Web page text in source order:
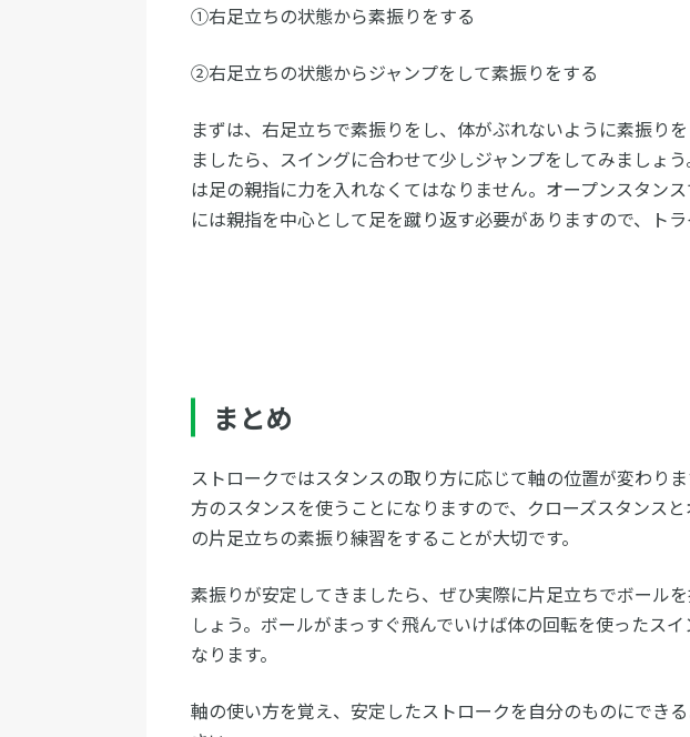
①右足立ちの状態から素振りをする
②右足立ちの状態からジャンプをして素振りをする
まずは、右足立ちで素振りをし、体がぶれないように素振り
ましたら、スイングに合わせて少しジャンプをしてみましょ
は足の親指に力を入れなくてはなりません。オープンスタン
には親指を中心として足を蹴り返す必要がありますので、トラ
まとめ
ストロークではスタンスの取り方に応じて軸の位置が変わり
方のスタンスを使うことになりますので、クローズスタンス
の片足立ちの素振り練習をすることが大切です。
素振りが安定してきましたら、ぜひ実際に片足立ちでボール
しょう。ボールがまっすぐ飛んでいけば体の回転を使ったス
なります。
軸の使い方を覚え、安定したストロークを自分のものにでき